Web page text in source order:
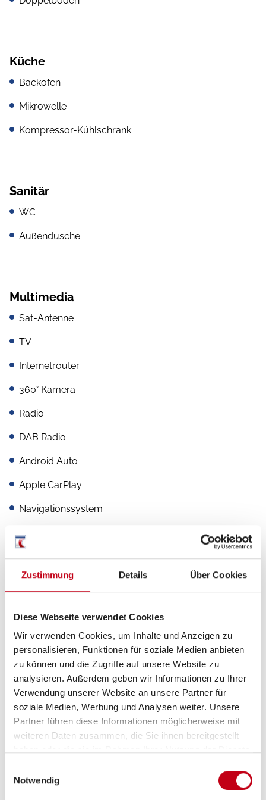
Zustimmung Details Über Cookies
Diese Webseite verwendet Cookies
Wir verwenden Cookies, um Inhalte und Anzeigen zu
personalisieren, Funktionen für soziale Medien anbieten
zu können und die Zugriffe auf unsere Website zu
analysieren. Außerdem geben wir Informationen zu Ihrer
Verwendung unserer Website an unsere Partner für
soziale Medien, Werbung und Analysen weiter. Unsere
Partner führen diese Informationen möglicherweise mit
weiteren Daten zusammen, die Sie ihnen bereitgestellt
Notwendig
Küche
Backofen
Mikrowelle
Kompressor-Kühlschrank
Sanitär
WC
Außendusche
Multimedia
Sat-Antenne
TV
Internetrouter
360° Kamera
Radio
DAB Radio
Android Auto
Apple CarPlay
Navigationssystem
Rückfahrkamera
Elektro
Solaranlage
Lichtsensor
Sonstiges
Wechselrichter